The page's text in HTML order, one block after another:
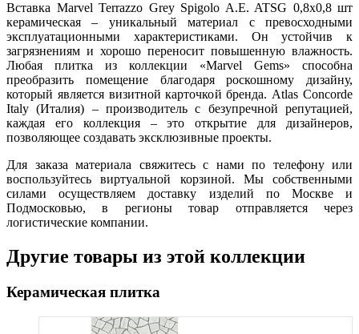
Вставка Marvel Terrazzo Grey Spigolo A.E. ATSG 0,8x0,8 шт
керамическая – уникальный материал с превосходными
эксплуатационными характеристиками. Он устойчив к
загрязнениям и хорошо переносит повышенную влажность.
Любая плитка из коллекции «Marvel Gems» способна
преобразить помещение благодаря роскошному дизайну,
который является визитной карточкой бренда. Atlas Concorde
Italy (Италия) – производитель с безупречной репутацией,
каждая его коллекция – это открытие для дизайнеров,
позволяющее создавать эксклюзивные проекты.
Для заказа материала свяжитесь с нами по телефону или
воспользуйтесь виртуальной корзиной. Мы собственными
силами осуществляем доставку изделий по Москве и
Подмосковью, в регионы товар отправляется через
логистические компании.
Другие товары из этой коллекции
Керамическая плитка